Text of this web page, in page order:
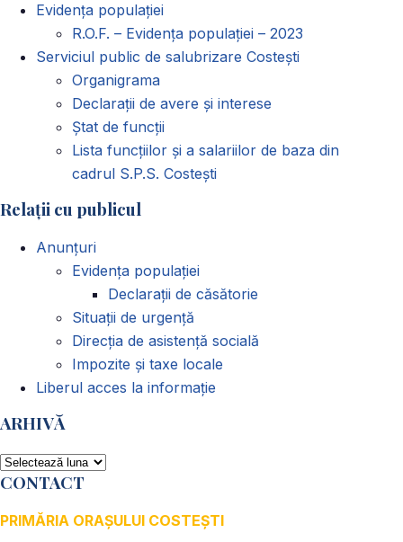
Evidența populației
R.O.F. – Evidența populației – 2023
Serviciul public de salubrizare Costești
Organigrama
Declarații de avere și interese
Ștat de funcții
Lista funcțiilor și a salariilor de baza din
cadrul S.P.S. Costești
Relații cu publicul
Anunțuri
Evidența populației
Declarații de căsătorie
Situații de urgență
Direcția de asistență socială
Impozite și taxe locale
Liberul acces la informație
ARHIVĂ
ARHIVĂ
CONTACT
PRIMĂRIA ORAȘULUI COSTEȘTI